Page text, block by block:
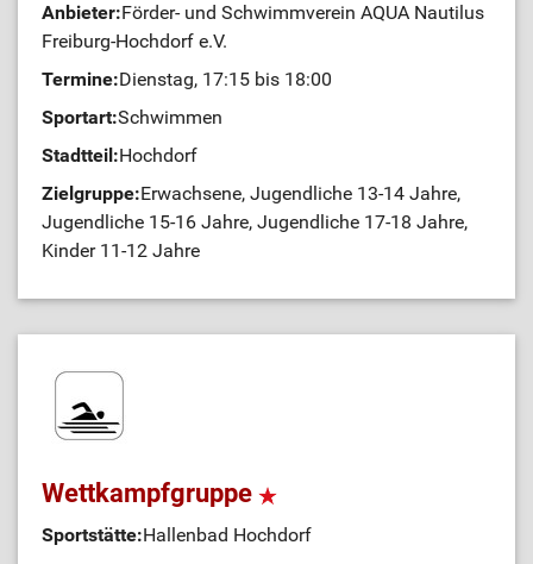
Anbieter:Förder- und Schwimmverein AQUA Nautilus
Freiburg-Hochdorf e.V.
Termine:Dienstag, 17:15 bis 18:00
Sportart:Schwimmen
Stadtteil:Hochdorf
Zielgruppe:Erwachsene, Jugendliche 13-14 Jahre,
Jugendliche 15-16 Jahre, Jugendliche 17-18 Jahre,
Kinder 11-12 Jahre
Wettkampfgruppe
Sportstätte:Hallenbad Hochdorf